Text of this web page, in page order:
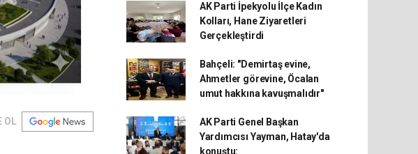
OL
AK Parti İpekyolu İlçe Kadın
Kolları, Hane Ziyaretleri
Gerçekleştirdi
Bahçeli: "Demirtaş evine,
Ahmetler görevine, Öcalan
umut hakkına kavuşmalıdır"
AK Parti Genel Başkan
Yardımcısı Yayman, Hatay'da
konuştu: